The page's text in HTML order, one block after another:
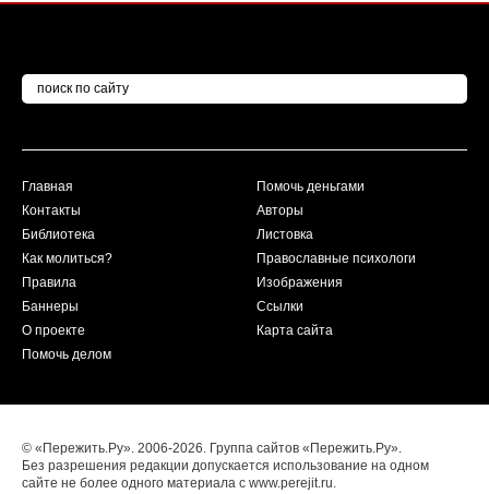
Главная
Контакты
Библиотека
Как молиться?
Правила
Баннеры
О проекте
Помочь делом
Помочь деньгами
Авторы
Листовка
Православные психологи
Изображения
Ссылки
Карта сайта
© «Пережить.Ру». 2006-2026. Группа сайтов «Пережить.Ру».
Без разрешения редакции допускается использование на одном
сайте не более одного материала с www.perejit.ru.